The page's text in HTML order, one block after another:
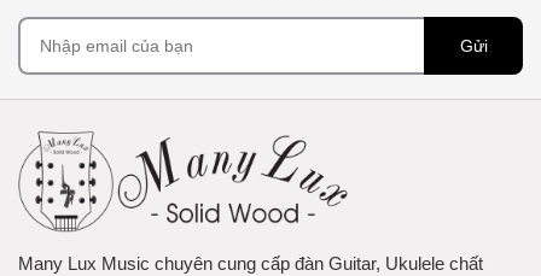
Gửi
Many Lux Music chuyên cung cấp đàn Guitar, Ukulele chất